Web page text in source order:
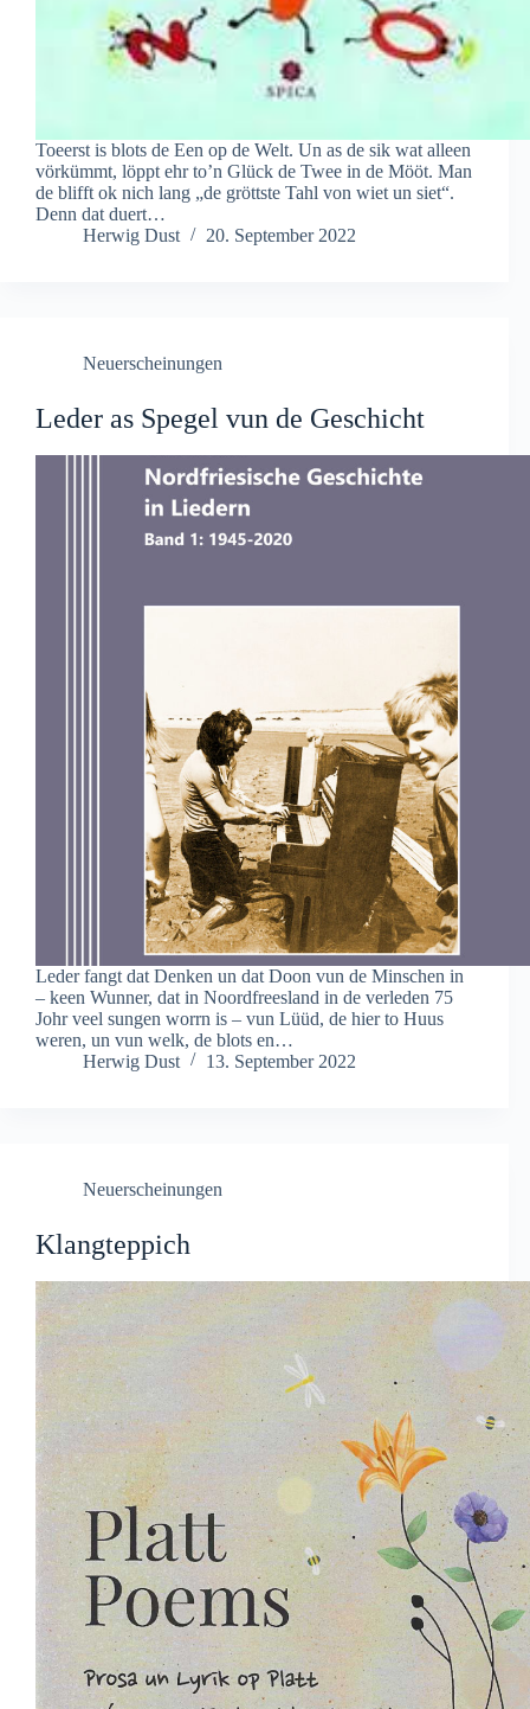
Toeerst is blots de Een op de Welt. Un as de sik wat alleen
vörkümmt, löppt ehr to’n Glück de Twee in de Mööt. Man
de blifft ok nich lang „de gröttste Tahl von wiet un siet“.
Denn dat duert…
Herwig Dust
20. September 2022
Neuerscheinungen
Leder as Spegel vun de Geschicht
Leder fangt dat Denken un dat Doon vun de Minschen in
– keen Wunner, dat in Noordfreesland in de verleden 75
Johr veel sungen worrn is – vun Lüüd, de hier to Huus
weren, un vun welk, de blots en…
Herwig Dust
13. September 2022
Neuerscheinungen
Klangteppich